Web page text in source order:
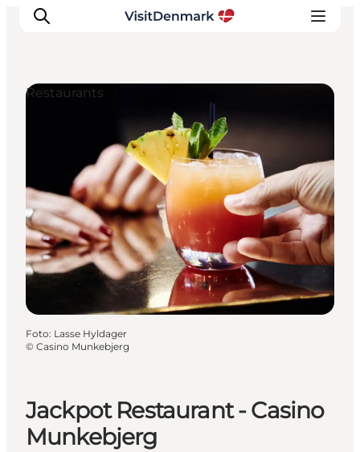
Dove andare
Cosa fare
Dove dormire
Pianifica il viaggio
Jackpot Restaurant - Casino
Munkebjerg
Restaurants
Foto: Lasse Hyldager
© Casino Munkebjerg